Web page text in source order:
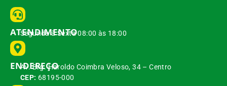
ATENDIMENTO
Segunda à Sexta 08:00 às 18:00
ENDEREÇO
Av. Brg. Haroldo Coimbra Veloso, 34 – Centro
CEP: 68195-000